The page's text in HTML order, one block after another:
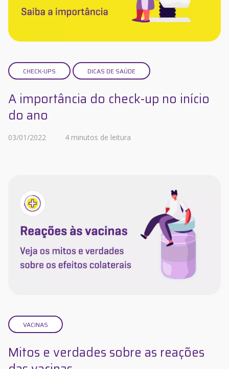
CHECK-UPS DICAS DE SAÚDE
A importância do check-up no início
do ano
03/01/2022 4 minutos de leitura
VACINAS
Mitos e verdades sobre as reações